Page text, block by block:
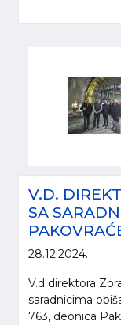
V.D.
SA
28.12.2024.
V.d direktora
saradnicima
763, deonica